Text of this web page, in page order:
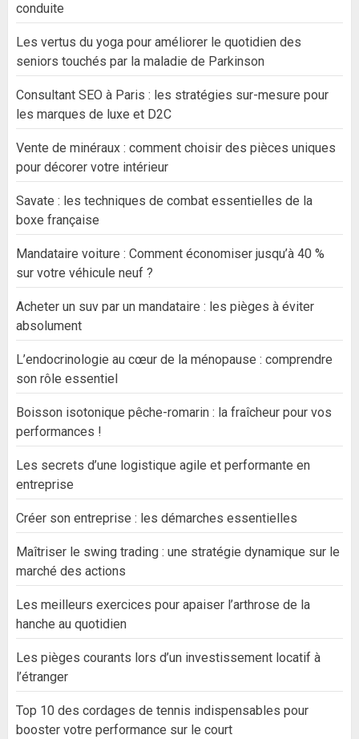
conduite
Les vertus du yoga pour améliorer le quotidien des
seniors touchés par la maladie de Parkinson
Consultant SEO à Paris : les stratégies sur-mesure pour
les marques de luxe et D2C
Vente de minéraux : comment choisir des pièces uniques
pour décorer votre intérieur
Savate : les techniques de combat essentielles de la
boxe française
Mandataire voiture : Comment économiser jusqu’à 40 %
sur votre véhicule neuf ?
Acheter un suv par un mandataire : les pièges à éviter
absolument
L’endocrinologie au cœur de la ménopause : comprendre
son rôle essentiel
Boisson isotonique pêche-romarin : la fraîcheur pour vos
performances !
Les secrets d’une logistique agile et performante en
entreprise
Créer son entreprise : les démarches essentielles
Maîtriser le swing trading : une stratégie dynamique sur le
marché des actions
Les meilleurs exercices pour apaiser l’arthrose de la
hanche au quotidien
Les pièges courants lors d’un investissement locatif à
l’étranger
Top 10 des cordages de tennis indispensables pour
booster votre performance sur le court